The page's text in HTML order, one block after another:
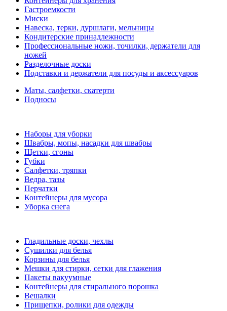
Гастроемкости
Миски
Навеска, терки, дуршлаги, мельницы
Кондитерские принадлежности
Профессиональные ножи, точилки, держатели для
ножей
Разделочные доски
Подставки и держатели для посуды и аксессуаров
Маты, салфетки, скатерти
Подносы
Наборы для уборки
Швабры, мопы, насадки для швабры
Щетки, сгоны
Губки
Салфетки, тряпки
Ведра, тазы
Перчатки
Контейнеры для мусора
Уборка снега
Гладильные доски, чехлы
Сушилки для белья
Корзины для белья
Мешки для стирки, сетки для глажения
Пакеты вакуумные
Контейнеры для стирального порошка
Вешалки
Прищепки, ролики для одежды